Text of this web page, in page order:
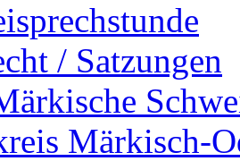
/ Satzungen
Märkisch-